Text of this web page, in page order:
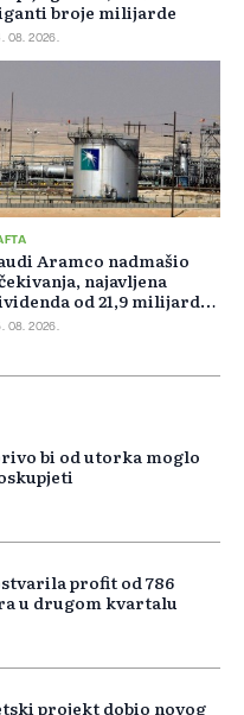
broje milijarde
08. 2026.
Aramco nadmašio
najavljena
od 21,9 milijardi
08. 2026.
bi od utorka moglo
profit od 786
u drugom kvartalu
projekt dobio novog